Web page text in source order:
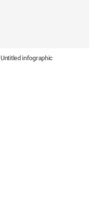
Untitled infographic